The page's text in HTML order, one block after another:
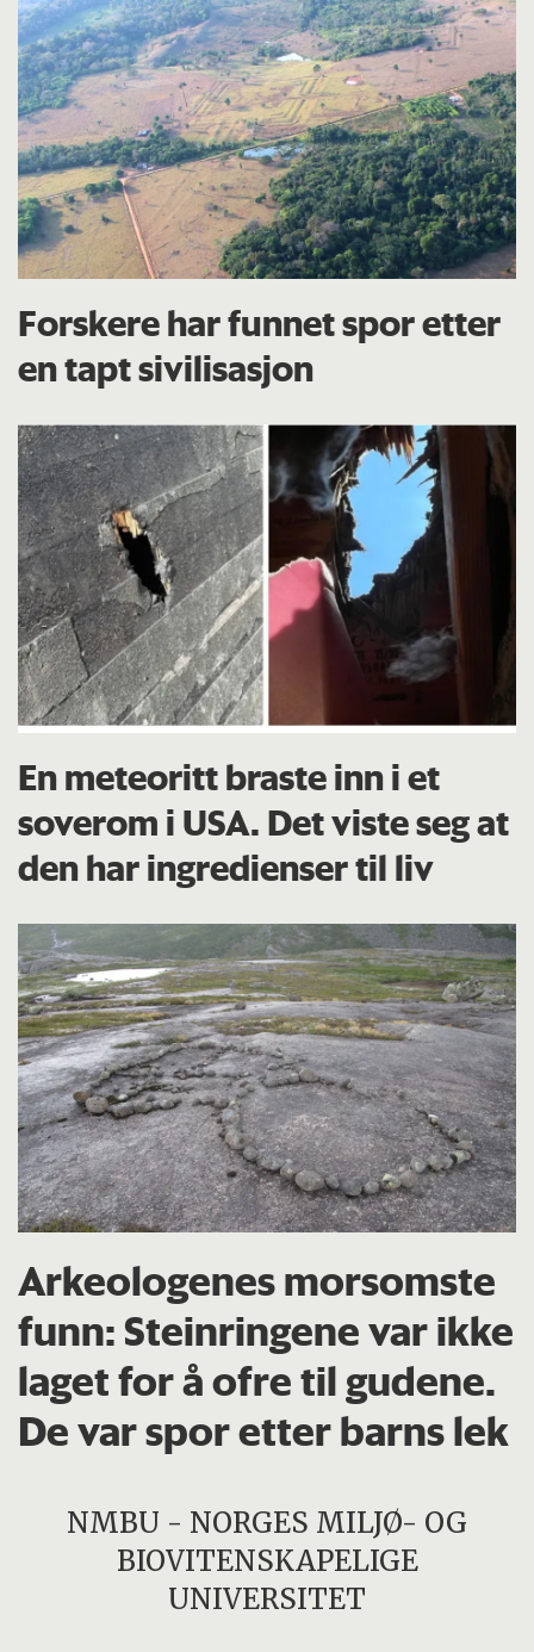
Forskere har funnet spor etter
en tapt sivilisasjon
En meteoritt braste inn i et
soverom i USA. Det viste seg at
den har ingredienser til liv
Arkeologenes morsomste
funn: Steinringene var ikke
laget for å ofre til gudene.
De var spor etter barns lek
NMBU - NORGES MILJØ- OG
BIOVITENSKAPELIGE
UNIVERSITET